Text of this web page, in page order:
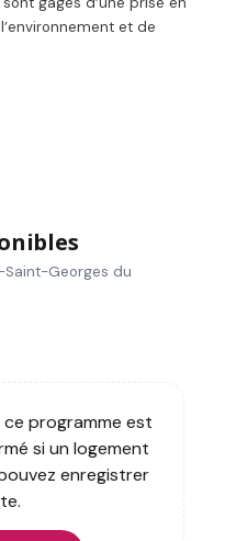
et de
Georges du
programme est
si un logement
enregistrer